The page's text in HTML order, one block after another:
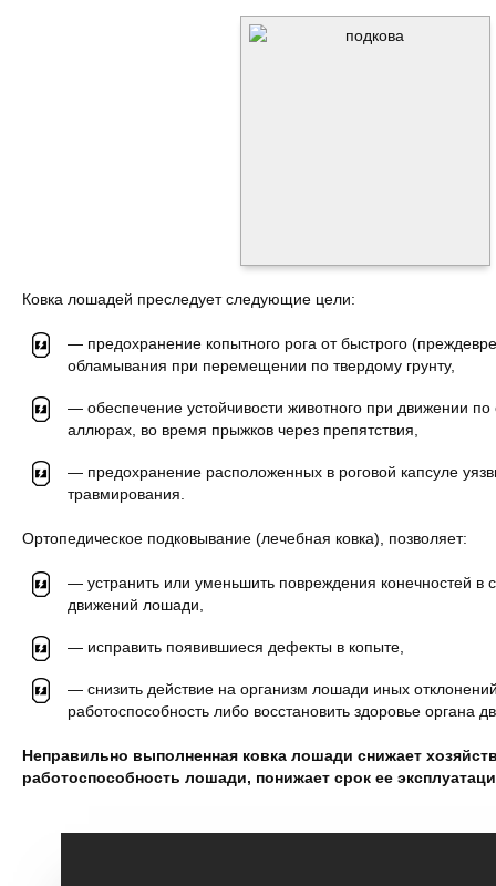
Ковка лошадей преследует следующие цели:
— предохранение копытного рога от быстрого
обламывания при перемещении по твердому грунту,
— обеспечение устойчивости животного при движении по
аллюрах, во время прыжков через препятствия,
— предохранение расположенных в роговой капсуле
травмирования.
Ортопедическое подковывание (лечебная ковка), позволяет:
— устранить или уменьшить повреждения конечностей в
движений лошади,
— исправить появившиеся дефекты в копыте,
— снизить действие на организм лошади иных
работоспособность либо восстановить здоровье органа
Неправильно выполненная ковка лошади снижает
работоспособность лошади, понижает срок ее